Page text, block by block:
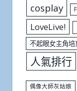
cosplay
LoveLive!
不起眼女主角培
人氣排行
偶像大師灰姑娘